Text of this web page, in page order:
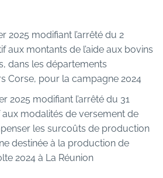
2025 modifiant l’arrêté du 2
aux montants de l’aide aux bovins
dans les départements
Corse, pour la campagne 2024
2025 modifiant l’arrêté du 31
aux modalités de versement de
les surcoûts de production
destinée à la production de
2024 à La Réunion